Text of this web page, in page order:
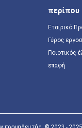
περίπου
Εταιρικό
Γύρος
Ποιοτικός
επαφή